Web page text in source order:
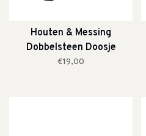
Houten & Messing
Dobbelsteen Doosje
Inclusief 5 Dobbelstenen
€19,00